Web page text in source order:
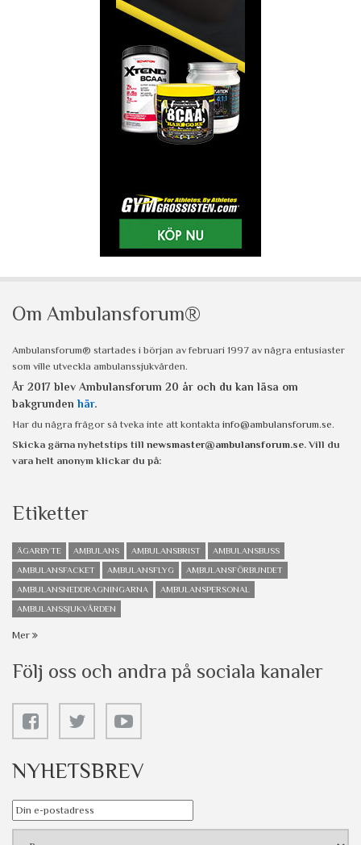
Om Ambulansforum®
Ambulansforum® startades i början av februari 1997 av några entusiaster
som ville utveckla ambulanssjukvården.
År 2017 blev Ambulansforum 20 år och du kan läsa om
bakgrunden här.
Har du några frågor så tveka inte att kontakta info@ambulansforum.se.
Skicka gärna nyhetstips till newsmaster@ambulansforum.se. Vill du
vara helt anonym klickar du på:
Etiketter
ÄGARBYTE AMBULANS AMBULANSBRIST
AMBULANSBUSS
AMBULANSFACKET
AMBULANSFLYG
AMBULANSFÖRBUNDET
AMBULANSNEDDRAGNINGARNA
AMBULANSPERSONAL
AMBULANSSJUKVÅRDEN
Mer
Följ oss och andra på sociala kanaler
NYHETSBREV